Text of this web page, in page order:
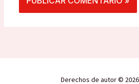
Derechos de autor ©